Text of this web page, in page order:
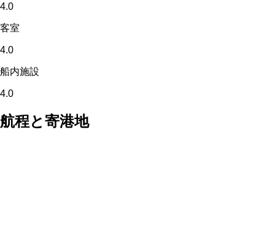
4.0
客室
4.0
船内施設
4.0
航程と寄港地